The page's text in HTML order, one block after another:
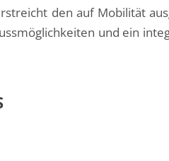
den auf Mobilität
und ein